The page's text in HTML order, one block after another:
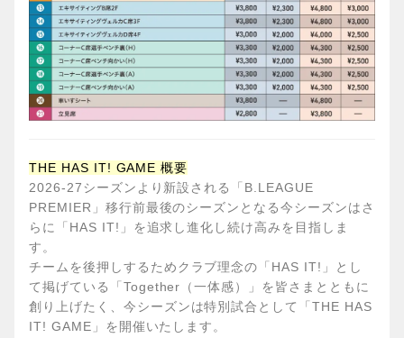
THE HAS IT! GAME概要
2026-27 シーズンより新設される「B.LEAGUE
PREMIER」移行前最後のシーズンとなる今シーズンはさ
らに「HAS IT!」を追求し進化し続け高みを目指しま
す。
チームを後押しするためクラブ理念の「HAS IT!」とし
て掲げている「Together（一体感）」を皆さまとともに
創り上げたく、今シーズンは特別試合として「THE HAS
IT! GAME」を開催いたします。